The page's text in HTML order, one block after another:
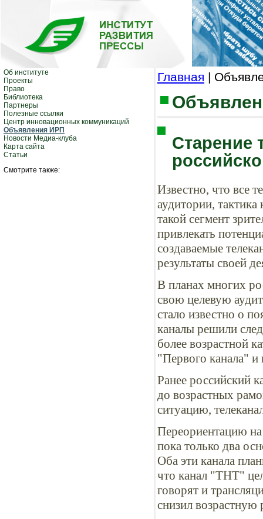
Об институте
Проекты
Право
Библиотека
Партнеры
Полезные ссылки
Центр инновационных коммуникаций
Объявления ИРП
Новости Медиа-клуба
Карта сайта
Статьи
Смотрите также:
Главная |
Старение
Известно, что все
аудитории,
такой сегмент
привлекать
создаваемые
результаты своей
В планах многих
свою целевую
стало известно о
каналы решили
более возрастной
"Первого канала" и
Ранее российский
до возрастных
ситуацию,
Переориентацию на
пока только два
Оба эти канала
что канал "ТНТ"
говорят и
снизил возрастную